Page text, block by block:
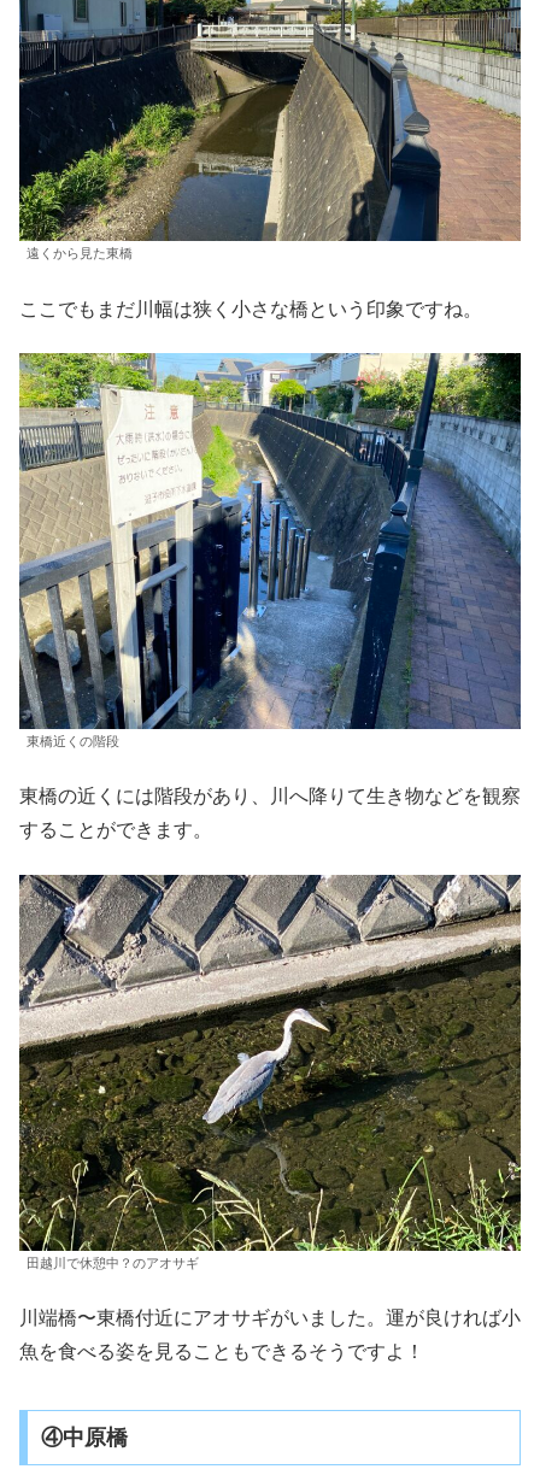
遠くから見た東橋
ここでもまだ川幅は狭く小さな橋という印象ですね。
東橋近くの階段
東橋の近くには階段があり、川へ降りて生き物などを観察
することができます。
田越川で休憩中？のアオサギ
川端橋〜東橋付近にアオサギがいました。運が良ければ小
魚を食べる姿を見ることもできるそうですよ！
④中原橋